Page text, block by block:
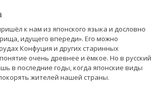
к нам из японского языка и дословно
идущего впереди». Его можно
Конфуция и других старинных
очень древнее и ёмкое. Но в русский
в последние годы, когда японские виды
жителей нашей страны.